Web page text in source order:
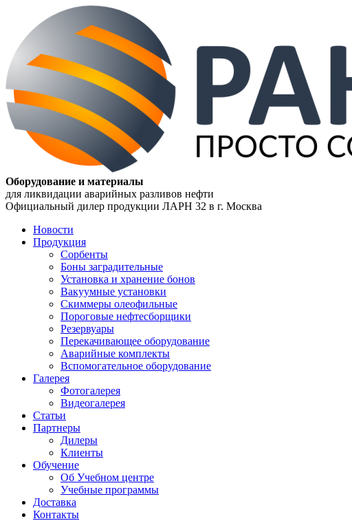
Оборудование и материалы
для ликвидации аварийных разливов нефти
Официальный дилер продукции ЛАРН 32 в г. Москва
Новости
Продукция
Сорбенты
Боны заградительные
Установка и хранение бонов
Вакуумные установки
Скиммеры олеофильные
Пороговые нефтесборщики
Резервуары
Перекачивающее оборудование
Аварийные комплекты
Вспомогательное оборудование
Галерея
Фотогалерея
Видеогалерея
Статьи
Партнеры
Дилеры
Клиенты
Обучение
Об Учебном центре
Учебные программы
Доставка
Контакты